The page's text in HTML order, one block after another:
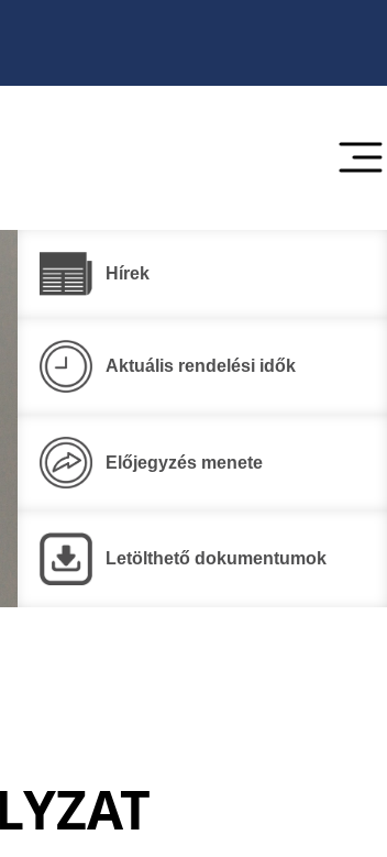
Hírek
Aktuális rendelési idők
Előjegyzés menete
Letölthető dokumentumok